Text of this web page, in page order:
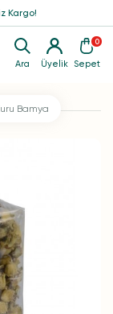
Ara Üyelik
0
Sepet
Kargo!
Bamya